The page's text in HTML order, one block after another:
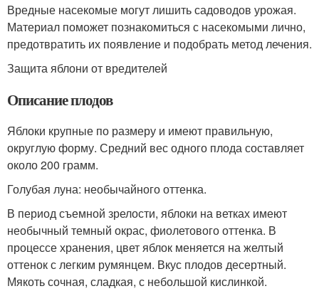
Вредные насекомые могут лишить садоводов урожая.
Материал поможет познакомиться с насекомыми лично,
предотвратить их появление и подобрать метод лечения.
Защита яблони от вредителей
Описание плодов
Яблоки крупные по размеру и имеют правильную,
округлую форму. Средний вес одного плода составляет
около 200 грамм.
Голубая луна: необычайного оттенка.
В период съемной зрелости, яблоки на ветках имеют
необычный темный окрас, фиолетового оттенка. В
процессе хранения, цвет яблок меняется на желтый
оттенок с легким румянцем. Вкус плодов десертный.
Мякоть сочная, сладкая, с небольшой кислинкой.